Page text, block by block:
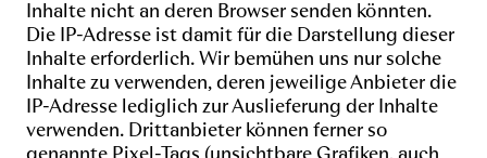
Inhalte nicht an deren Browser senden könnten.
Die IP-Adresse ist damit für die Darstellung dieser
Inhalte erforderlich. Wir bemühen uns nur solche
Inhalte zu verwenden, deren jeweilige Anbieter die
IP-Adresse lediglich zur Auslieferung der Inhalte
verwenden. Drittanbieter können ferner so